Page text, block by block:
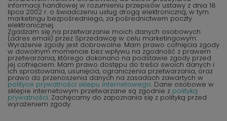
informacji handlowej w rozumieniu przepisów ustawy z dnia 18
lipca 2002 r. o świadczeniu usług drogą elektroniczną, w tym
marketingu bezpośredniego, za pośrednictwem poczty
elektronicznej.
Zgadzam się na przetwarzanie moich danych osobowych
(adres email) przez Sprzedawcę w celu marketingowym.
Wyrażenie zgody jest dobrowolne. Mam prawo cofnięcia zgody
w dowolnym momencie bez wpływu na zgodność z prawem
przetwarzania, którego dokonano na podstawie zgody przed
jej cofnięciem. Mam prawo dostępu do treści swoich danych i
ich sprostowania, usunięcia, ograniczenia przetwarzania, oraz
prawo do przenoszenia danych na zasadach zawartych w
polityce prywatności sklepu internetowego. Dane osobowe w
sklepie internetowym przetwarzane są zgodnie z polityką
prywatności. Zachęcamy do zapoznania się z polityką przed
wyrażeniem zgody.